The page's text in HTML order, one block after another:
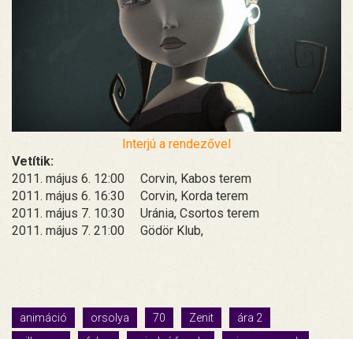
Interjú a rendezővel
Vetítik:
2011. május 6. 12:00 Corvin, Kabos terem
2011. május 6. 16:30 Corvin, Korda terem
2011. május 7. 10:30 Uránia, Csortos terem
2011. május 7. 21:00 Gödör Klub,
animáció orsolya 70 Zenit
ára 2